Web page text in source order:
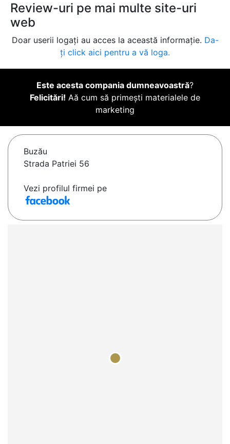
Review-uri pe mai multe site-uri
web
Doar userii logați au acces la această informație. Da-
ți click aici pentru a vă loga.
Este acesta compania dumneavoastră?
Felicitări! Aă cum să primești materialele de
marketing
Buzău
Strada Patriei 56
Vezi profilul firmei pe